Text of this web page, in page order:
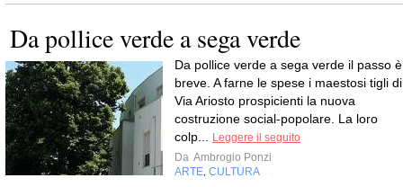
Da pollice verde a sega verde
Da pollice verde a sega verde il passo è
breve. A farne le spese i maestosi tigli di
Via Ariosto prospicienti la nuova
costruzione social-popolare. La loro
colp...
Leggere il seguito
Da Ambrogio Ponzi
ARTE CULTURA